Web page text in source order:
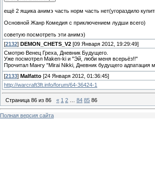
ещё 2 ящика анимэ часть норм часть нет(угораздило
Основной Жанр Комедия с приключением лудши всего)
советую посмотреть эти анимэ)
[2132] DEMON_CHETS_V2 [09 Января 2012, 19:29:49]
Смотрю Венец Греха, Дневник Будущего.
Уже посмотрел Maken-ki и "Эй, люби меня всерьёз!!"
Прочитал Мангу "Mirai Nikki, Дневник будущего адпатация
[2133] Malfatto [24 Января 2012, 01:36:45]
http://warcraft3ft.info/forum/64-36424-1
Страница 86 из 86 « 1 2 84 85 86
Полная версия сайта